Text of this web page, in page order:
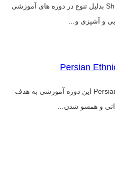
“کارگاه های کوتاه مدت”Short Courses بدلیل تنوع در دوره های آموزشی
و آشپزی و…
آشپزی اقوام ایرانیPersian Ethnic cuisine این دوره آموزشی به هدف
و همسو شدن…